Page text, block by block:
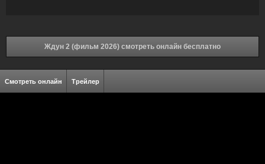
Ждун 2 (фильм 2026) смотреть онлайн бесплатно
Смотреть онлайн Трейлер